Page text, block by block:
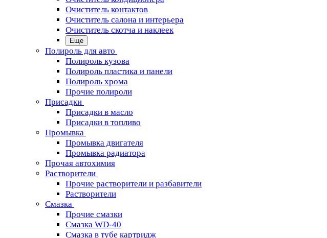
Очиститель контактов
Очиститель салона и интерьера
Очиститель скотча и наклеек
Еще
Полироль для авто
Полироль кузова
Полироль пластика и панели
Полироль хрома
Прочие полироли
Присадки
Присадки в масло
Присадки в топливо
Промывка
Промывка двигателя
Промывка радиатора
Прочая автохимия
Растворители
Прочие растворители и разбавители
Растворители
Смазка
Прочие смазки
Смазка WD-40
Смазка в тубе картридж